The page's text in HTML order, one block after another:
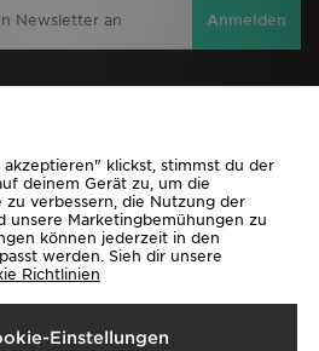
Anmelden
Finde eine Filiale
Impressum
Rücksendung & Umtausch
klickst, stimmst du der
deinem Gerät zu, um die
zu verbessern, die Nutzung der
unsere Marketingbemühungen zu
können jederzeit in den
werden. Sieh dir unsere
Richtlinien
Einstellungen